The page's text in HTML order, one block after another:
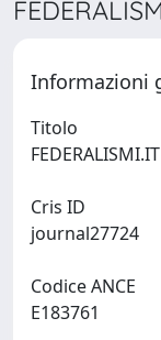
Informazioni
Titolo
Cris ID
Codice ANCE